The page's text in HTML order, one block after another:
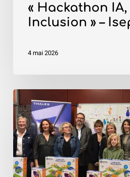
« Hackathon
Inclusion » –
4 mai 2026
«
Robot4Kids
»
–
Grenoble
INP